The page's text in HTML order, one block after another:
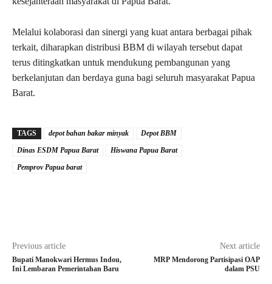
Melalui kolaborasi dan sinergi yang kuat antara berbagai pihak
terkait, diharapkan distribusi BBM di wilayah tersebut dapat
terus ditingkatkan untuk mendukung pembangunan yang
berkelanjutan dan berdaya guna bagi seluruh masyarakat Papua
Barat.
TAGS depot bahan bakar minyak
Depot BBM
Dinas ESDM Papua Barat
Hiswana Papua Barat
Pemprov Papua barat
Previous article
Bupati Manokwari Hermus Indou,
Ini Lembaran Pemerintahan Baru
Next article
MRP Mendorong Partisipasi OAP
dalam PSU